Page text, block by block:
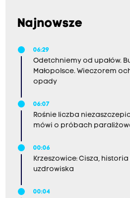
Najnowsze
06:29
Odetchniemy od upałów.
Małopolsce. Wieczorem
opady
06:07
Rośnie liczba
mówi o próbach
00:06
Krzeszowice: Cisza,
uzdrowiska
00:04